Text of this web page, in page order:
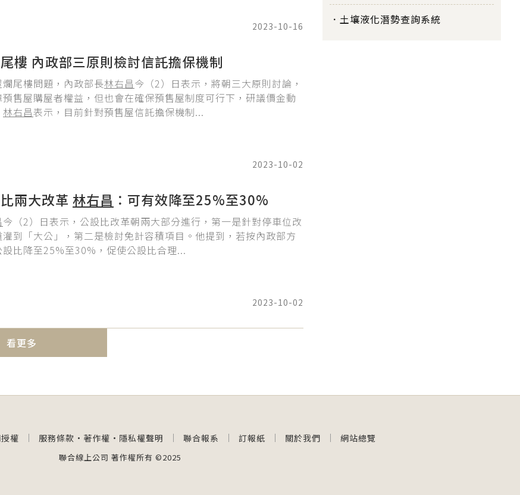
2023-10-16
樓 內政部三原則檢討信託擔保機制
尾樓問題，內政部長林右昌今（2）日表示，將朝三大原則討論，
售屋購屋者權益，但也會在確保預售屋制度可行下，研議價金動
林右昌表示，目前針對預售屋信託擔保機制...
2023-10-02
兩大改革 林右昌 ：可有效降至25%至30%
今（2）日表示，公設比改革朝兩大部分進行，第一是針對停車位改
到「大公」，第二是檢討免計容積項目。他提到，若按內政部方
比降至25%至30%，促使公設比合理...
2023-10-02
看更多
土壤液化潛勢查詢系統
權 服務條款 · 著作權 · 隱私權聲明 聯合報系 訂報紙 關於我們 網站總覽
聯合線上公司 著作權所有 ©2025